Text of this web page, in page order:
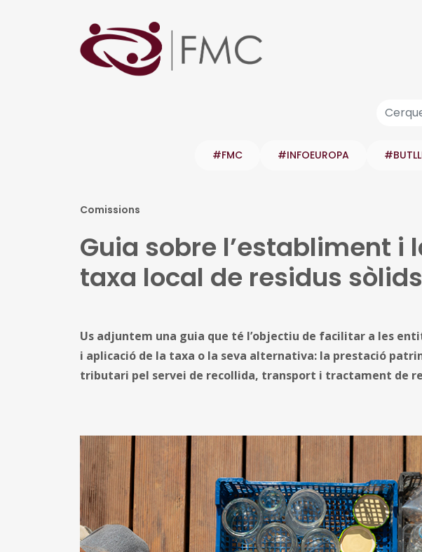
#FMC #INFOEUROPA
Comissions
Guia sobre l’establiment i
taxa local de residus
Us adjuntem una guia que té l’objectiu de facilitar a les
i aplicació de la taxa o la seva alternativa: la prestació
tributari pel servei de recollida, transport i tractament de